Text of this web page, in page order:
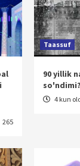
265
Taassuf
90 yillik
so'ndimi?
4 kun